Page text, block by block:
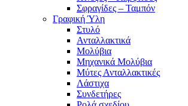
Σφραγίδες – Ταμπόν
Γραφική Ύλη
Στυλό
Ανταλλακτικά
Μολύβια
Μηχανικά Μολύβια
Μύτες Ανταλλακτικές
Λάστιχα
Συνδετήρες